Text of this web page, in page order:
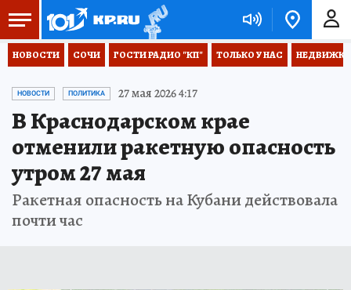
НОВОСТИ СОЧИ ГОСТИ РАДИО "КП" ТОЛЬКО У НАС НЕДВИЖКА
НОВОСТИ ПОЛИТИКА 27 мая 2026 4:17
В Краснодарском крае
отменили ракетную опасность
утром 27 мая
Ракетная опасность на Кубани действовала
почти час